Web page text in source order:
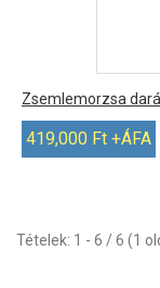
Zsemlemorzsa
419,000 Ft +ÁFA
Tételek: 1 - 6 / 6 (1